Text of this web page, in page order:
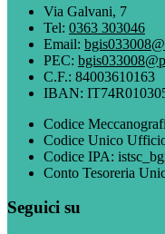
Via Galvani, 7
Tel: 0363 303046
Email:
PEC:
C.F.: 84003610163
IBAN:
Codice
Codice Unico
Codice IPA:
Conto Tesoreria
Seguici su